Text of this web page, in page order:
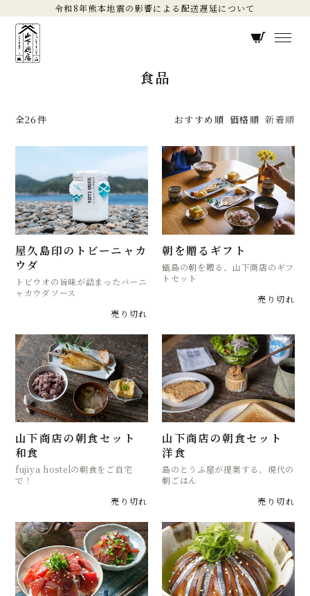
令和8年熊本地震の影響による配送遅延について
食品
全26件 おすすめ順 価格順 新着順
屋久島印のトビーニャカ
ウダ
トビウオの旨味が詰まったバーニ
ャカウダソース
売り切れ
朝を贈るギフト
甑島の朝を贈る、山下商店のギフ
トセット
売り切れ
山下商店の朝食セット
和食
fujiya hostelの朝食をご自宅
で！
売り切れ
山下商店の朝食セット
洋食
島のとうふ屋が提案する、現代の
朝ごはん
売り切れ